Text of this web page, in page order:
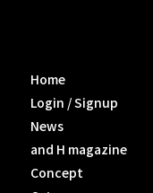
Home
Login / Signup
News
and H magazine
Concept